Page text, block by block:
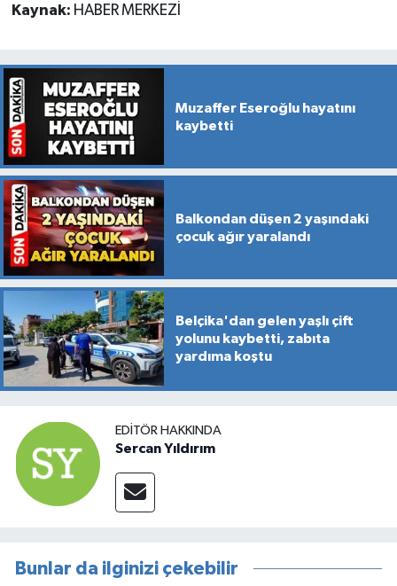
Kaynak: HABER MERKEZİ
Muzaffer Eseroğlu hayatını
kaybetti
Balkondan düşen 2 yaşındaki
çocuk ağır yaralandı
Belçika'dan gelen yaşlı çift
yolunu kaybetti, zabıta
yardıma koştu
EDITÖR HAKKINDA
Sercan Yıldırım
Bunlar da ilginizi çekebilir